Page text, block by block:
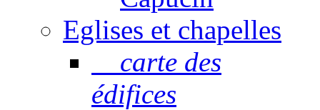
Eglises et chapelles
carte des
édifices